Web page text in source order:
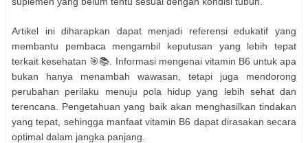
Artikel ini diharapkan dapat menjadi referensi edukatif yang
membantu pembaca mengambil keputusan yang lebih tepat
terkait kesehatan 🎯📚. Informasi mengenai vitamin B6 untuk apa
bukan hanya menambah wawasan, tetapi juga mendorong
perubahan perilaku menuju pola hidup yang lebih sehat dan
terencana. Pengetahuan yang baik akan menghasilkan tindakan
yang tepat, sehingga manfaat vitamin B6 dapat dirasakan secara
optimal dalam jangka panjang.